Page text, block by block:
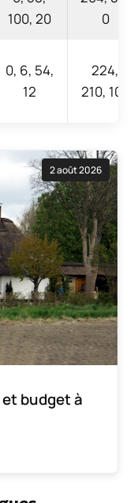
100, 20
0
0, 6, 54,
12
224,
210, 104
2 août 2026
budget à